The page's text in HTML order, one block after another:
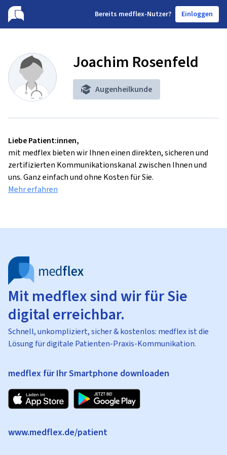
Bereits medflex-Nutzer? Einloggen
Joachim Rosenfeld
Augenheilkunde
Liebe Patient:innen,
mit medflex bieten wir Ihnen einen direkten, sicheren und
zertifizierten Kommunikationskanal zwischen Ihnen und
uns. Ganz einfach und ohne Kosten für Sie.
Mehr erfahren
Mit medflex sind wir für Sie
digital erreichbar.
Schnell, unkompliziert, sicher & kostenlos: medflex ist die
Lösung für digitale Patienten-Praxis-Kommunikation.
medflex für Ihr Smartphone downloaden
www.medflex.de/patient